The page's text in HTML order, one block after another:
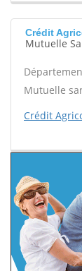
Crédit
Mutuelle
Mutuelle
Crédit